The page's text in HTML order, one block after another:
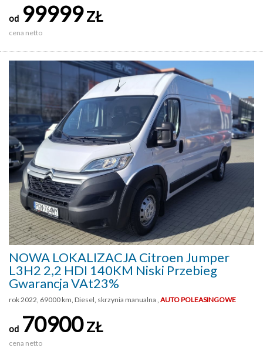
od 99999ZŁ
cena netto
NOWA LOKALIZACJA Citroen Jumper
L3H2 2,2 HDI 140KM Niski Przebieg
Gwarancja VAt23%
rok 2022, 69000 km, Diesel, skrzynia manualna , AUTO POLEASINGOWE
od 70900ZŁ
cena netto